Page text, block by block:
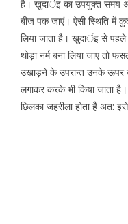
है। खुदार्इ का उपयुक्त समय
बीज पक जाएं। ऐसी स्थिति में
लिया जाता है। खुदार्इ से
थोड़ा नर्म बना लिया जाए तो
उखाड़ने के उपरान्त उनके ऊपर
लगाकर करके भी किया जाता
छिलका जहरीला होता है अत: